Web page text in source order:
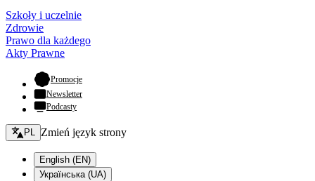
Szkoły i uczelnie
Zdrowie
Prawo dla każdego
Akty Prawne
Promocje- otwiera się w nowej karcie
Newsletter
Podcasty
Zmień język - bieżący:
PL Zmień język strony
English (EN)
Українська (UA)